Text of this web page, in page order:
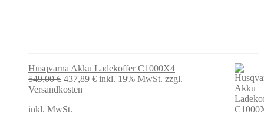
Husqvarna Akku Ladekoffer C1000X4
549,00€ Ursprünglicher
Preis
549,00 €
437,89 €Aktueller
inkl. 19% MwSt. zzgl.
Versandkosten
inkl. MwSt.